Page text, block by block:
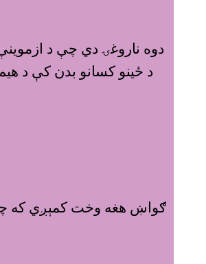
د ځينو کسانو بدن کې د
ګواښ هغه وخت کمېږي که